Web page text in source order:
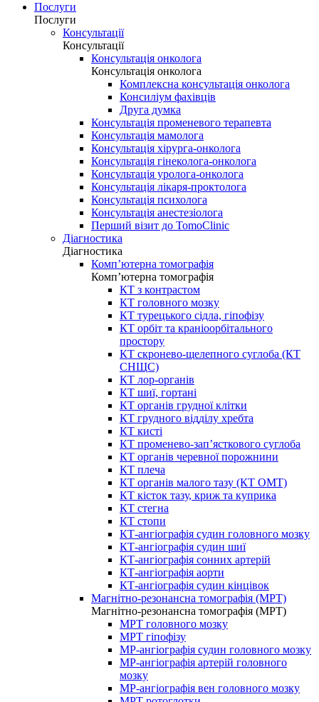
Послуги
Послуги
Консультації
Консультації
Консультація онколога
Консультація онколога
Комплексна консультація онколога
Консиліум фахівців
Друга думка
Консультація променевого терапевта
Консультація мамолога
Консультація хірурга-онколога
Консультація гінеколога-онколога
Консультація уролога-онколога
Консультація лікаря-проктолога
Консультація психолога
Консультація анестезіолога
Перший візит до TomoClinic
Діагностика
Діагностика
Комп’ютерна томографія
Комп’ютерна томографія
КТ з контрастом
КТ головного мозку
КТ турецького сідла, гіпофізу
КТ орбіт та краніоорбітального
простору
КТ скронево-щелепного суглоба (КТ
СНЩС)
КТ лор-органів
КТ шиї, гортані
КТ органів грудної клітки
КТ грудного відділу хребта
КТ кисті
КТ променево-зап’ясткового суглоба
КТ органів черевної порожнини
КТ плеча
КТ органів малого тазу (КТ ОМТ)
КТ кісток тазу, криж та куприка
КТ стегна
КТ стопи
КТ-ангіографія судин головного мозку
КТ-ангіографія судин шиї
КТ-ангіографія сонних артерій
КТ-ангіографія аорти
КТ-ангіографія судин кінцівок
Магнітно-резонансна томографія (МРТ)
Магнітно-резонансна томографія (МРТ)
МРТ головного мозку
МРТ гіпофізу
МР-ангіографія судин головного мозку
МР-ангіографія артерій головного
мозку
МР-ангіографія вен головного мозку